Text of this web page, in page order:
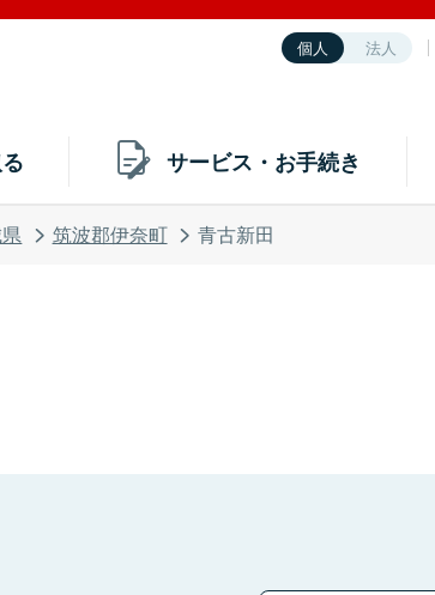
個人 法人
サービス・お手続き
筑波郡伊奈町 青古新田